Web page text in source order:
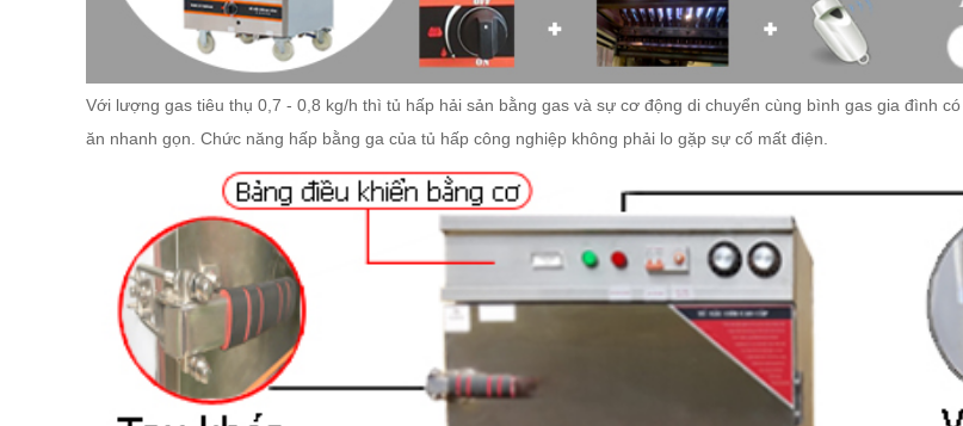
Với lượng gas tiêu thụ 0,7 - 0,8 kg/h thì tủ hấp hải sản bằng gas và sự cơ động di chuyển cùng bình gas gia đình
ăn nhanh gọn. Chức năng hấp bằng ga của tủ hấp công nghiệp không phải lo gặp sự cố mất điện.